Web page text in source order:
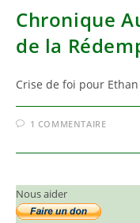
Chronique
de la
Crise de foi pour Ethan
1 COMMENTAIRE
Nous aider